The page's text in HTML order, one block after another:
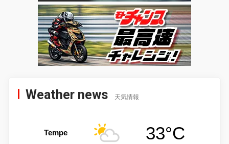
Weather news 天気情報
Tempe 33°C